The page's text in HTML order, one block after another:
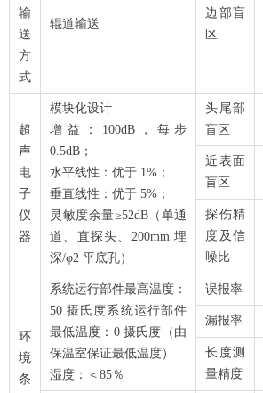
输
送
方
式
辊道输送
边部盲
区
超
声
电
子
仪
器
模块化设计
增益：100dB，每步
0.5dB；
水平线性：优于 1%；
垂直线性：优于 5%；
灵敏度余量≥52dB（单通
道、直探头、200mm 埋
深/φ2 平底孔）
头尾部
盲区
近表面
盲区
探伤精
度及信
噪比
环
境
条
系统运行部件最高温度：
50 摄氏度系统运行部件
最低温度：0 摄氏度（由
保温室保证最低温度）
湿度：＜85％
误报率
漏报率
长度测
量精度